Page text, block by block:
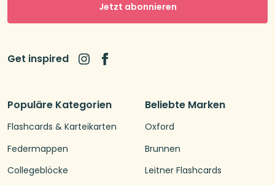
Populäre Kategorien
Flashcards & Karteikarten
Federmappen
Collegeblöcke
Beliebte Marken
Oxford
Brunnen
Leitner Flashcards
Jetzt abonnieren
Get inspired